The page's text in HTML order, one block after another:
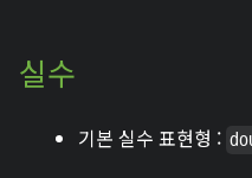
실수
기본 실수 표현형 :